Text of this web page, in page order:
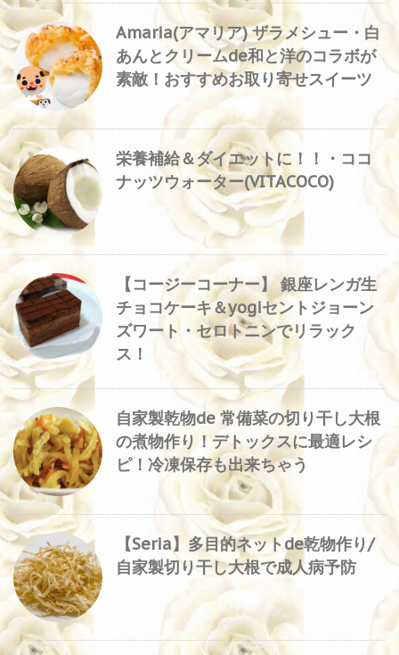
Amaria(アマリア) ザラメシュー・白
あんとクリームde和と洋のコラボが
素敵！おすすめお取り寄せスイーツ
栄養補給＆ダイエットに！！・ココ
ナッツウォーター(VITACOCO)
【コージーコーナー】 銀座レンガ生
チョコケーキ＆yogiセントジョーン
ズワート・セロトニンでリラック
ス！
自家製乾物de 常備菜の切り干し大根
の煮物作り！デトックスに最適レシ
ピ！冷凍保存も出来ちゃう
【Seria】多目的ネットde乾物作り/
自家製切り干し大根で成人病予防